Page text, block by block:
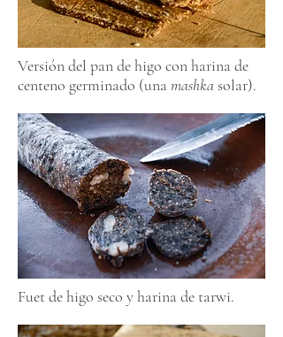
Versión del pan de higo con harina de
centeno germinado (una mashka solar).
Fuet de higo seco y harina de tarwi.